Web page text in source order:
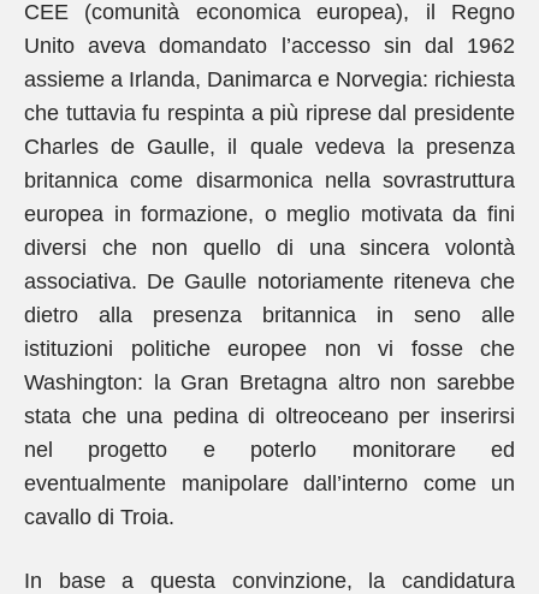
CEE (comunità economica europea), il Regno
Unito aveva domandato l’accesso sin dal 1962
assieme a Irlanda, Danimarca e Norvegia: richiesta
che tuttavia fu respinta a più riprese dal presidente
Charles de Gaulle, il quale vedeva la presenza
britannica come disarmonica nella sovrastruttura
europea in formazione, o meglio motivata da fini
diversi che non quello di una sincera volontà
associativa. De Gaulle notoriamente riteneva che
dietro alla presenza britannica in seno alle
istituzioni politiche europee non vi fosse che
Washington: la Gran Bretagna altro non sarebbe
stata che una pedina di oltreoceano per inserirsi
nel progetto e poterlo monitorare ed
eventualmente manipolare dall’interno come un
cavallo di Troia.
In base a questa convinzione, la candidatura